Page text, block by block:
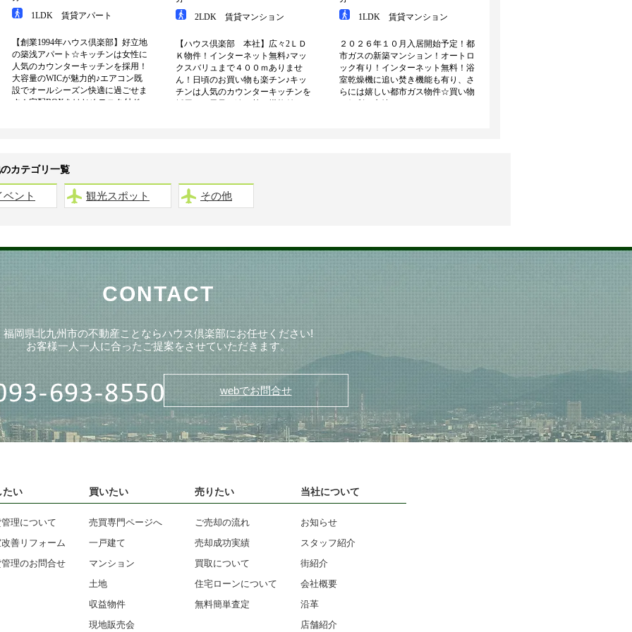
カテゴリ一覧
ベント 観光スポット その他
CONTACT
福岡県北九州市の不動産ことならハウス倶楽部にお任せください!
お客様一人一人に合ったご提案をさせていただきます。
webでお問合せ
たい
理について
善リフォーム
理のお問合せ
買いたい
売買専門ページへ
一戸建て
マンション
土地
収益物件
現地販売会
売りたい
ご売却の流れ
売却成功実績
買取について
住宅ローンについて
無料簡単査定
当社について
お知らせ
スタッフ紹介
街紹介
会社概要
沿革
店舗紹介